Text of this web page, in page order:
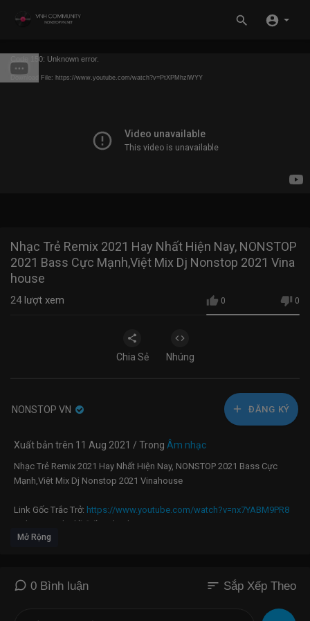
Code 150: Unknown error.
Download File: https://www.youtube.com/watch?v=PtXPMhzlWYY
Nhạc Trẻ Remix 2021 Hay Nhất Hiện Nay, NONSTOP
2021 Bass Cực Mạnh,Việt Mix Dj Nonstop 2021 Vina
house
0 0
24lượt xem
Chia Sẻ Nhúng
NONSTOP VN ĐĂNG KÝ
Xuất bản trên 11 Aug 2021 / Trong Âm nhạc
Nhạc Trẻ Remix 2021 Hay Nhất Hiện Nay, NONSTOP 2021 Bass Cực
Mạnh,Việt Mix Dj Nonstop 2021 Vinahouse
Link Gốc Trắc Trở: https://www.youtube.com/watch?v=nx7YABM9PR8
Link Goc Anh Thề Đấy - Thanh Hưng |
https://www.youtube.com/watch?v=hnXZG1WxczU
LINK GỐC CHỈ LÀ KHÔNG CÙNG NHAU :
https://www.youtube.com/watch?
Mở Rộng
0 Bình luận sort Sắp Xếp Theo